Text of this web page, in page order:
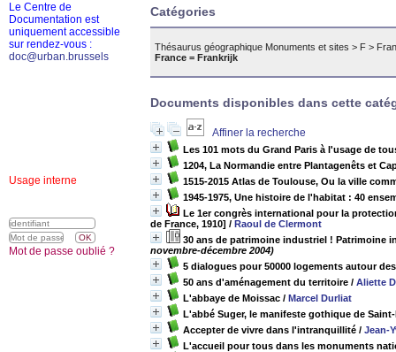
Catégories
Thésaurus géographique Monuments et sites > F >
France = Frankrijk
Documents disponibles dans cette
Affiner la recherche
Les 101 mots du Grand Paris à l'usage de
1204, La Normandie entre Plantagenêts et
1515-2015 Atlas de Toulouse, Ou la ville
1945-1975, Une histoire de l'habitat : 40
Le 1er congrès international pour la
de France, 1910] / Raoul de Clermont
30 ans de patrimoine industriel ! Patrimoine
novembre-décembre 2004)
5 dialogues pour 50000 logements autour
50 ans d'aménagement du territoire / Aliette
L'abbaye de Moissac / Marcel Durliat
L'abbé Suger, le manifeste gothique de
Accepter de vivre dans l'intranquillité / Jean-
L'accueil pour tous dans les monuments
Le Centre de
Documentation est
uniquement accessible
sur rendez-vous :
doc@urban.brussels
Usage interne
Mot de passe oublié ?